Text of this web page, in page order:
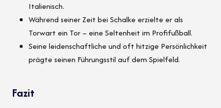
Italienisch.
Während seiner Zeit bei Schalke erzielte er als
Torwart ein Tor – eine Seltenheit im Profifußball.
Seine leidenschaftliche und oft hitzige Persönlichkeit
prägte seinen Führungsstil auf dem Spielfeld.
Fazit